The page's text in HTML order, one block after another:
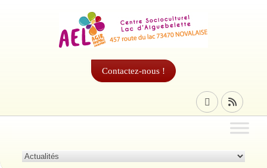
Contactez-nous !